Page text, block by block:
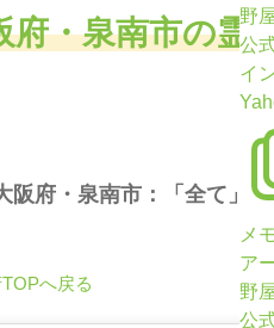
野
公
イ
メ
ア
野
公
府・泉南市の霊
阪府・泉南市：「全て」
へ戻る